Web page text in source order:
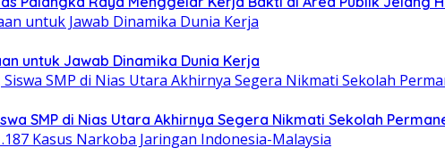
untuk Jawab Dinamika Dunia Kerja
SMP di Nias Utara Akhirnya Segera Nikmati Sekolah